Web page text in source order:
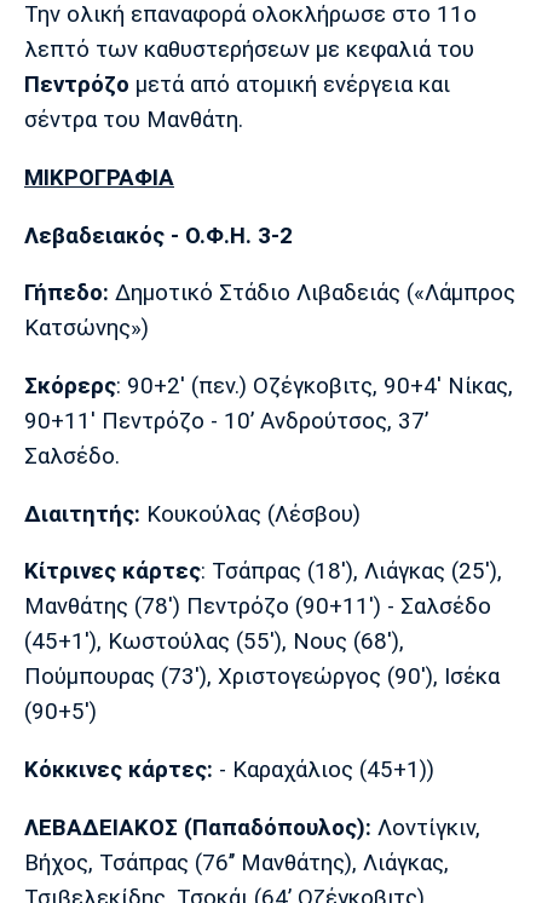
Την ολική επαναφορά ολοκλήρωσε στο 11ο
λεπτό των καθυστερήσεων με κεφαλιά του
Πεντρόζο μετά από ατομική ενέργεια και
σέντρα του Μανθάτη.
ΜΙΚΡΟΓΡΑΦΙΑ
Λεβαδειακός - Ο.Φ.Η. 3-2
Γήπεδο: Δημοτικό Στάδιο Λιβαδειάς («Λάμπρος
Κατσώνης»)
Σκόρερς: 90+2' (πεν.) Οζέγκοβιτς, 90+4' Νίκας,
90+11' Πεντρόζο - 10’ Ανδρούτσος, 37’
Σαλσέδο.
Διαιτητής: Κουκούλας (Λέσβου)
Κίτρινες κάρτες: Τσάπρας (18'), Λιάγκας (25'),
Μανθάτης (78') Πεντρόζο (90+11') - Σαλσέδο
(45+1'), Κωστούλας (55'), Νους (68'),
Πούμπουρας (73'), Χριστογεώργος (90'), Ισέκα
(90+5')
Κόκκινες κάρτες: - Καραχάλιος (45+1))
ΛΕΒΑΔΕΙΑΚΟΣ (Παπαδόπουλος): Λοντίγκιν,
Βήχος, Τσάπρας (76’’ Μανθάτης), Λιάγκας,